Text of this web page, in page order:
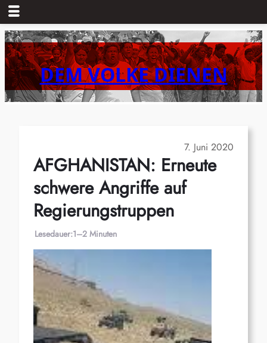
Zum
Inhalt
springenDEM VOLKE DIENEN
7. Juni 2020
AFGHANISTAN: Erneute
schwere Angriffe auf
Regierungstruppen
Lesedauer:1–2 Minuten